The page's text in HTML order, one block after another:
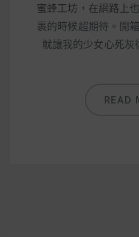
減醣料理食譜
蜜蜂工坊，在網路上
裹的時候超期待。開
就讓我的少女心死灰
READ